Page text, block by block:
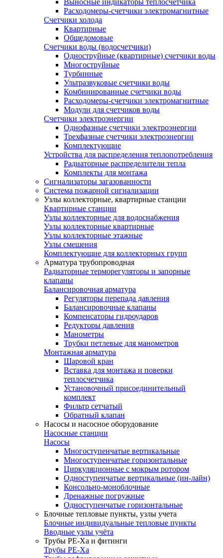
Выносные индикаторы теплосчетчика
Расходомеры-счетчики электромагнитные
Счетчики холода
Квартирные
Общедомовые
Счетчики воды (водосчетчики)
Одноструйные (квартирные) счетчики воды
Многоструйные
Турбинные
Ультразвуковые счетчики воды
Комбинированные счетчики воды
Расходомеры-счетчики электромагнитные
Модули для счетчиков воды
Счетчики электроэнергии
Однофазные счетчики электроэнергии
Трехфазные счетчики электроэнергии
Комплектующие
Устройства для распределения теплопотребления
Радиаторные распределители тепла
Комплекты для монтажа
Сигнализаторы загазованности
Система пожарной сигнализации
Узлы коллекторные, квартирные станции
Квартирные станции
Узлы коллекторные для водоснабжения
Узлы коллекторные квартирные
Узлы коллекторные этажные
Узлы смешения
Комплектующие для коллекторных групп
Арматура трубопроводная
Радиаторные терморегуляторы и запорные
клапаны
Балансировочная арматура
Регуляторы перепада давления
Балансировочные клапаны
Компенсаторы гидроударов
Редукторы давления
Манометры
Трубки петлевые для манометров
Монтажная арматура
Шаровой кран
Вставка для монтажа и поверки
теплосчетчика
Установочный присоединительный
комплект
Фильтр сетчатый
Обратный клапан
Насосы и насосное оборудование
Насосные станции
Насосы
Многоступенчатые вертикальные
Многоступенчатые горизонтальные
Циркуляционные с мокрым ротором
Одноступенчатые вертикальные (ин-лайн)
Консольно-моноблочные
Дренажные погружные
Одноступенчатые горизонтальные
Блочные тепловые пункты, узлы учета
Блочные индивидуальные тепловые пункты
Вводные узлы учёта
Трубы РЕ-Ха и фитинги
Трубы РЕ-Ха